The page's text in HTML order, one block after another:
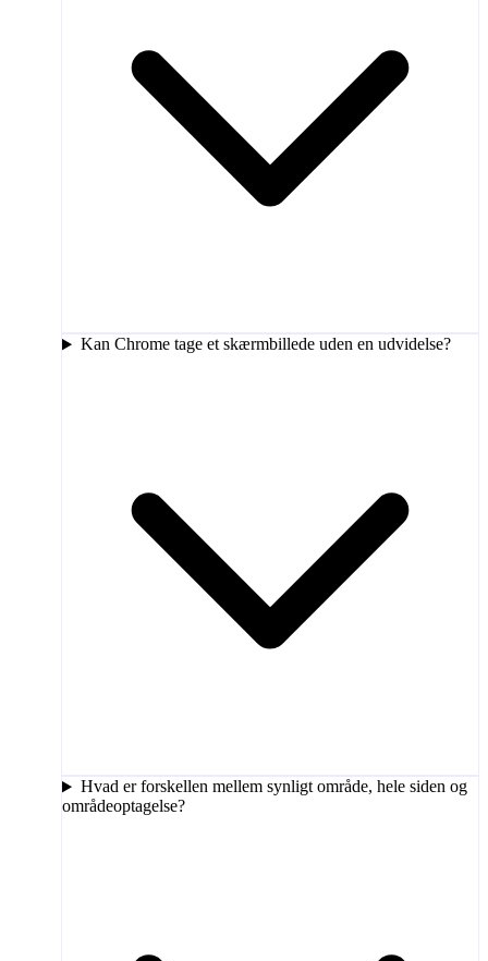
Kan Chrome tage et skærmbillede uden en udvidelse?
Hvad er forskellen mellem synligt område, hele siden og
områdeoptagelse?